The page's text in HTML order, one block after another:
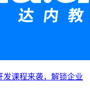
课程来袭，解锁企业